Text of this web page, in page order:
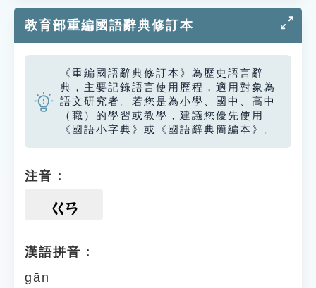
教育部重編國語辭典修訂本
《重編國語辭典修訂本》為歷史語言辭
典，主要記錄語言使用歷程，適用對象為
語文研究者。若您是為小學、國中、高中
（職）的學習或教學，建議您優先使用
《國語小字典》或《國語辭典簡編本》。
注音：
ㄍㄢ
漢語拼音：
gān